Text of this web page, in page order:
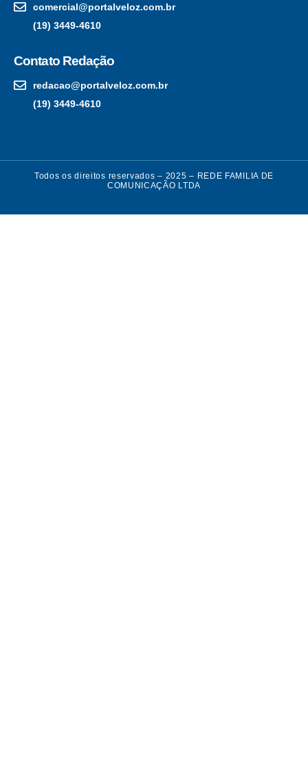
comercial@portalveloz.com.br
(19) 3449-4610
Contato Redação
redacao@portalveloz.com.br
(19) 3449-4610
Todos os direitos reservados – 2025 – REDE FAMILIA DE
COMUNICAÇÃO LTDA